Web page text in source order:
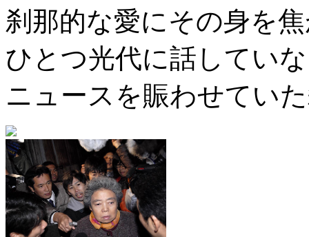
刹那的な愛にその身を
ひとつ光代に話してい
ニュースを賑わせてい